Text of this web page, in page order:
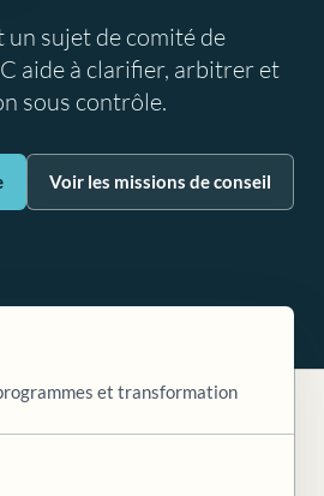
un sujet de comité de
aide à clarifier, arbitrer et
sous contrôle.
Voir les missions de conseil
et transformation